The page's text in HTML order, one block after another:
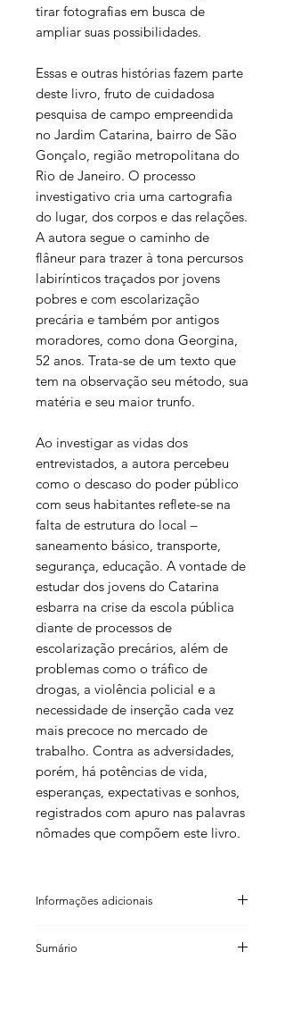
tirar fotografias em busca de
ampliar suas possibilidades.
Essas e outras histórias fazem parte
deste livro, fruto de cuidadosa
pesquisa de campo empreendida
no Jardim Catarina, bairro de São
Gonçalo, região metropolitana do
Rio de Janeiro. O processo
investigativo cria uma cartografia
do lugar, dos corpos e das relações.
A autora segue o caminho de
flâneur para trazer à tona percursos
labirínticos traçados por jovens
pobres e com escolarização
precária e também por antigos
moradores, como dona Georgina,
52 anos. Trata-se de um texto que
tem na observação seu método, sua
matéria e seu maior trunfo.
Ao investigar as vidas dos
entrevistados, a autora percebeu
como o descaso do poder público
com seus habitantes reflete-se na
falta de estrutura do local –
saneamento básico, transporte,
segurança, educação. A vontade de
estudar dos jovens do Catarina
esbarra na crise da escola pública
diante de processos de
escolarização precários, além de
problemas como o tráfico de
drogas, a violência policial e a
necessidade de inserção cada vez
mais precoce no mercado de
trabalho. Contra as adversidades,
porém, há potências de vida,
esperanças, expectativas e sonhos,
registrados com apuro nas palavras
nômades que compõem este livro.
Informações adicionais
ISBN: 978 85 98271 67 5
Sumário